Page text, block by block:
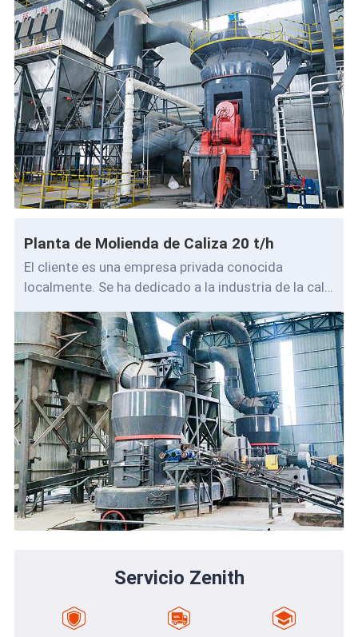
Planta de Molienda de Caliza 20 t/h
El cliente es una empresa privada conocida
localmente. Se ha dedicado a la industria de la cal
Servicio Zenith